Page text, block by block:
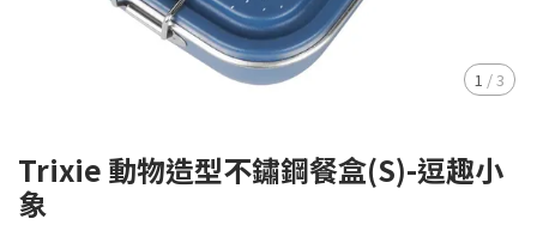
1 /3
Trixie 動物造型不鏽鋼餐盒(S)-逗趣小
象